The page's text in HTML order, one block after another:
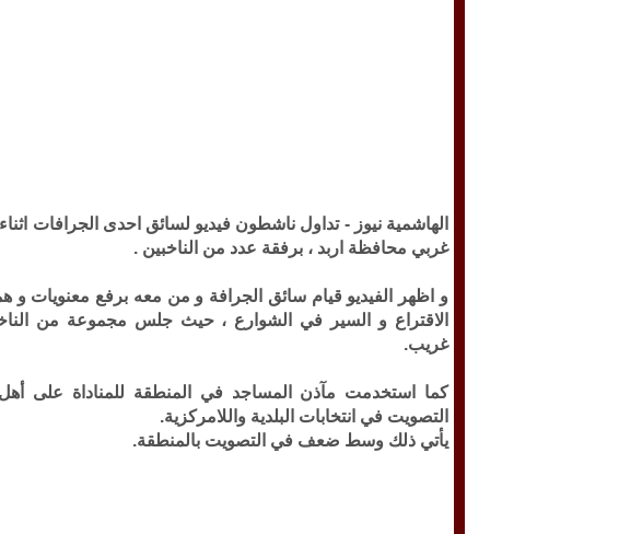
الهاشمية نيوز -تداول ناشطون فيديو لسائق احدى الجرافات
غربي محافظة اربد ، برفقة عدد من الناخبين .
و اظهر الفيديو قيام سائق الجرافة و من معه برفع معنويات و
الاقتراع و السير في الشوارع ، حيث جلس مجموعة من
غريب.
كما استخدمت مآذن المساجد في المنطقة للمناداة على
التصويت في انتخابات البلدية واللامركزية.
يأتي ذلك وسط ضعف في التصويت بالمنطقة.